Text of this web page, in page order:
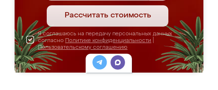
Рассчитать стоимость
Я соглашаюсь на передачу персональных данных
согласно Политике конфиденциальности
Пользовательскому соглашению